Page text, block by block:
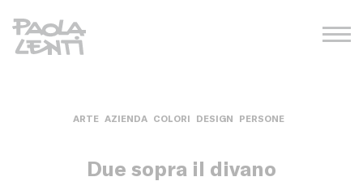
ARTE AZIENDA COLORI DESIGN PERSONE
Due sopra il divano